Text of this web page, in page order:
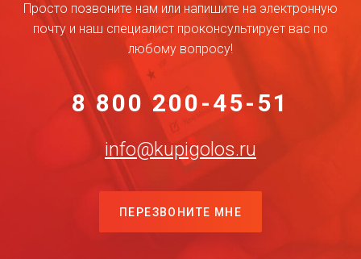
Просто позвоните нам или напишите на электронную
почту и наш специалист проконсультирует вас по
любому вопросу!
8 800 200-45-51
info@kupigolos.ru
ПЕРЕЗВОНИТЕ МНЕ